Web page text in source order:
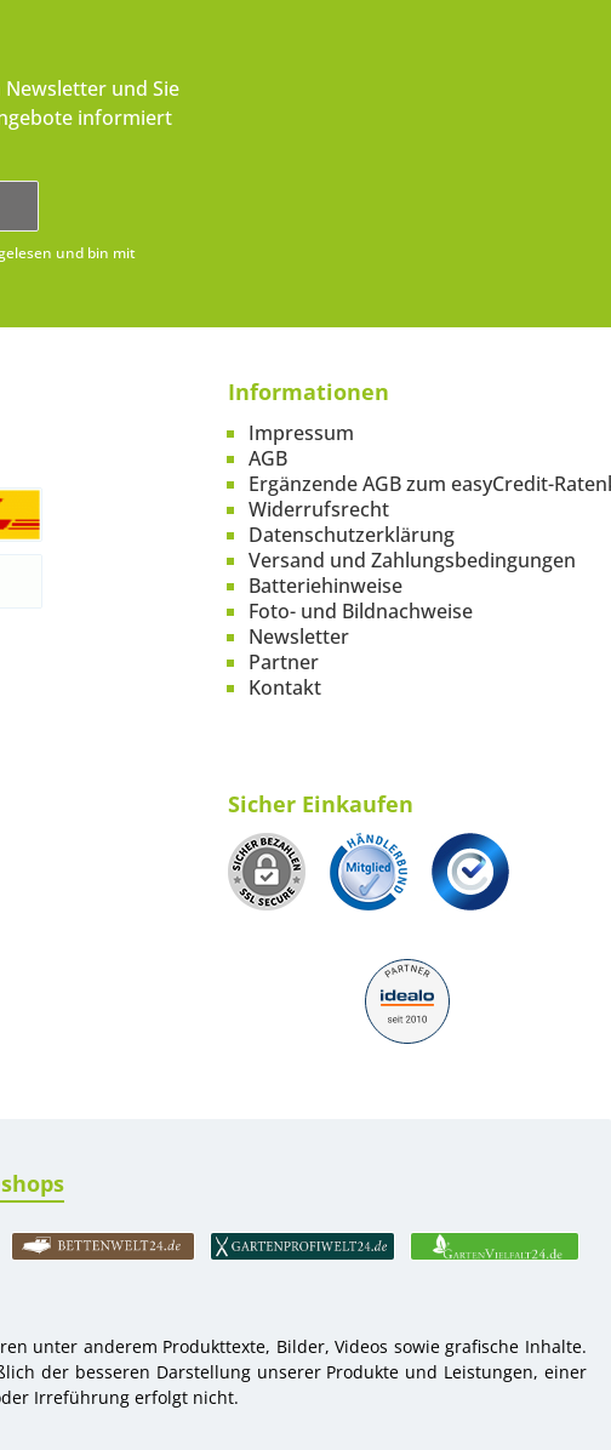
und Sie
informiert
und bin mit
Informationen
Impressum
AGB
Ergänzende AGB zum easyCredit-
Widerrufsrecht
Datenschutzerklärung
Versand und Zahlungsbedingungen
Batteriehinweise
Foto- und Bildnachweise
Newsletter
Partner
Kontakt
Sicher Einkaufen
unter anderem Produkttexte, Bilder, Videos sowie grafische Inhalte.
der besseren Darstellung unserer Produkte und Leistungen, einer
Irreführung erfolgt nicht.